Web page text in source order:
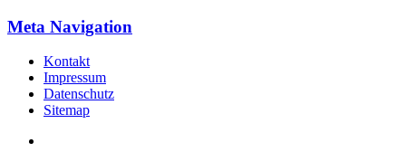
Meta Navigation
Kontakt
Impressum
Datenschutz
Sitemap